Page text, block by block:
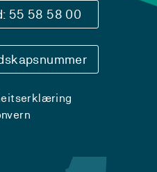
55 58 58 00